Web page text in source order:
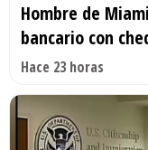
Hombre de
bancario con
Hace 23 horas